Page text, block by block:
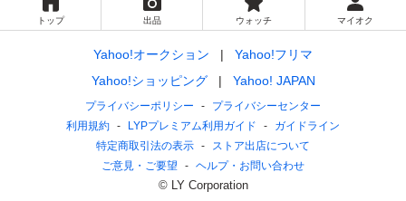
トップ 出品 ウォッチ マイオク
Yahoo!オークション
Yahoo!フリマ
Yahoo!ショッピング
Yahoo! JAPAN
プライバシーポリシー
プライバシーセンター
利用規約
LYPプレミアム利用ガイド
ガイドライン
特定商取引法の表示
ストア出店について
ご意見・ご要望
ヘルプ・お問い合わせ
© LY Corporation